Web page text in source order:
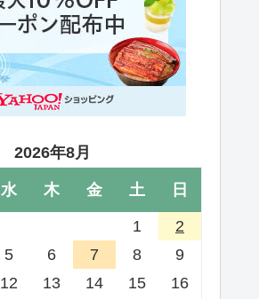
2026年8月
水 木 金 土 日
1
2
5 6 7 8
9
12 13 14 15
16